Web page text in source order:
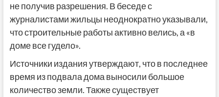
не получив разрешения. В беседе с
журналистами жильцы неоднократно указывали,
что строительные работы активно велись, а «в
доме все гудело».
Источники издания утверждают, что в последнее
время из подвала дома выносили большое
количество земли. Также существует